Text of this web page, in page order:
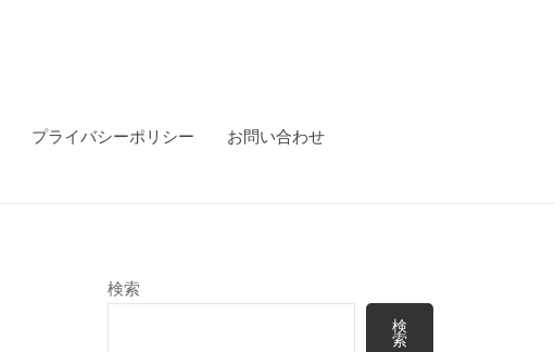
プライバシーポリシー お問い合わせ
検索
検
索